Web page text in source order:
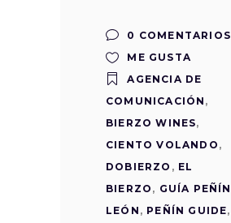
0 COMENTARIOS
ME GUSTA
AGENCIA DE
COMUNICACIÓN ,
BIERZO WINES,
CIENTO VOLANDO ,
DOBIERZO , EL
BIERZO , GUÍA PEÑÍN
LEÓN , PEÑÍN GUIDE,